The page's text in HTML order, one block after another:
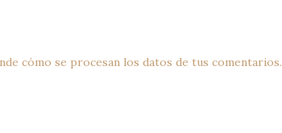
cómo se procesan los datos de tus comentarios.